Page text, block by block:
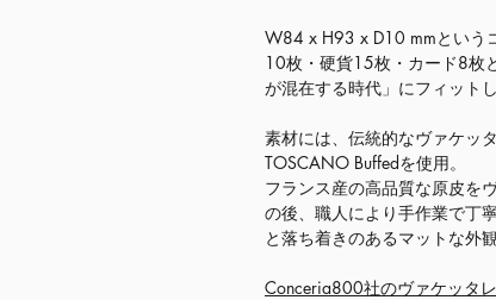
W84 x H93 x D10 mmという
10枚・硬貨15枚・カード8枚
が混在する時代」にフィットし
素材には、伝統的なヴァケッ
TOSCANO Buffedを使用。
フランス産の高品質な原皮を
の後、職人により手作業で丁
と落ち着きのあるマットな外
Conceria800社のヴァケッタ